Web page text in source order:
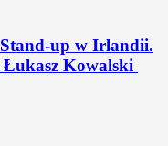
up w Irlandii.
Kowalski